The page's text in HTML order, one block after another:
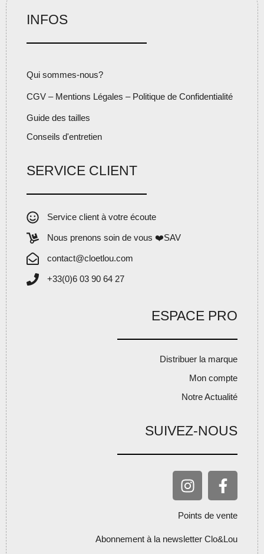
INFOS
Qui sommes-nous?
CGV – Mentions Légales – Politique de Confidentialité
Guide des tailles
Conseils d'entretien
SERVICE CLIENT
Service client à votre écoute
Nous prenons soin de vous ❤️SAV
contact@cloetlou.com
+33(0)6 03 90 64 27
ESPACE PRO
Distribuer la marque
Mon compte
Notre Actualité
SUIVEZ-NOUS
Points de vente
Abonnement à la newsletter Clo&Lou